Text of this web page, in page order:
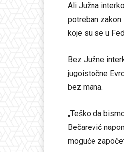
Ali Južna
potreban zakon
koje su se u
Bez Južne
jugoistočne
bez mana.
„Teško da
Bečarević
moguće